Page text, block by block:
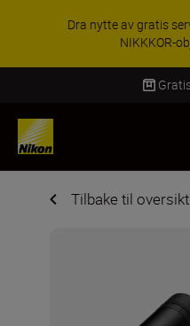
Dra nytte av gratis
NIKKKOR-
Tilbake til oversikt